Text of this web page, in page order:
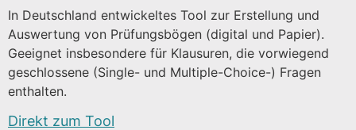
In Deutschland entwickeltes Tool zur Erstellung und
Auswertung von Prüfungsbögen (digital und Papier).
Geeignet insbesondere für Klausuren, die vorwiegend
geschlossene (Single- und Multiple-Choice-) Fragen
enthalten.
Direkt zum Tool